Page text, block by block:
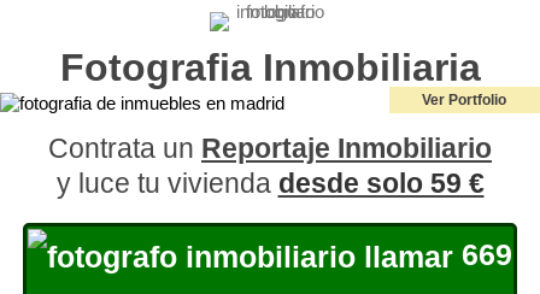
Fotografia Inmobiliaria
Ver Portfolio
Contrata un Reportaje Inmobiliario
y luce tu vivienda desde solo 59 €
669